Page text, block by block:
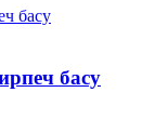
басу